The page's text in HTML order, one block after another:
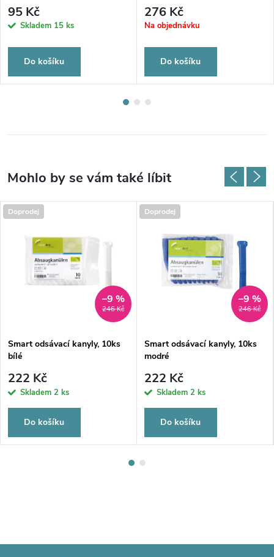
95 Kč
Skladem 15 ks
Do košíku
276 Kč
Na objednávku
Do košíku
Doprodej
246 Kč
–9 %
Smart odsávací kanyly, 10ks
bílé
222 Kč
Skladem 2 ks
Do košíku
Doprodej
246 Kč
–9 %
Smart odsávací kanyly, 10ks
modré
222 Kč
Skladem 2 ks
Do košíku